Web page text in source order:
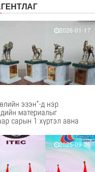
1 цаг 15 минутын өмнө
Унгар Улс эрчим хүчээ
хэмнэх зорилгоор
Дэлхийд
1 цаг 29 минутын өмнө
Явуулын төрийн
үйлчилгээгээр иргэд
Нийгэм
2 цаг 34 минутын өмнө
баатарлаг тууль" эрдэм
шин..
2 цаг 45 минутын өмнө
2026-01-17
эзэн”-д нэр
материалыг
сарын 1 хүртэл авна
2025-09-26